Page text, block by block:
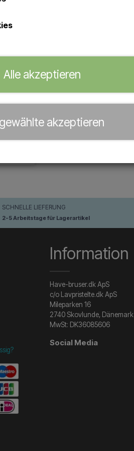
und
SCHNELLE LIEFERUNG
2-5 Arbeitstage für Lagerartikel
Information
Have-bruser.dk ApS
c/o Lavpristelte.dk ApS
Mileparken 16
2740 Skovlunde, Dänemark
MwSt: DK36085606
Social Media
Alle akzeptieren
akzeptieren